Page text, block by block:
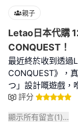
親子
Letao日本代購
CONQUEST！
最近終於收到透過
CONQUEST》，
つ」設計嘅遊戲，
評分
顯示所有留言(1)...